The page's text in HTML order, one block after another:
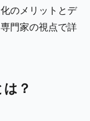
のメリットとデ
門家の視点で詳
？